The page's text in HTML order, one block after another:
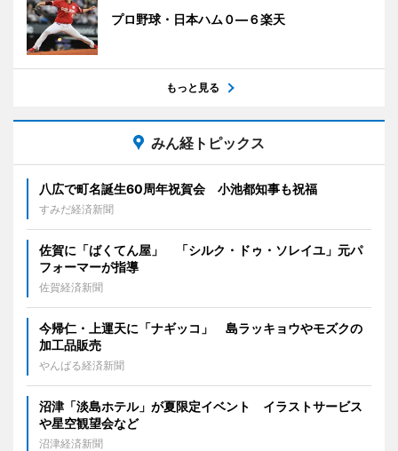
プロ野球・日本ハム０―６楽天
もっと見る
みん経トピックス
八広で町名誕生60周年祝賀会 小池都知事も祝福
すみだ経済新聞
佐賀に「ばくてん屋」 「シルク・ドゥ・ソレイユ」元パ
フォーマーが指導
佐賀経済新聞
今帰仁・上運天に「ナギッコ」 島ラッキョウやモズクの
加工品販売
やんばる経済新聞
沼津「淡島ホテル」が夏限定イベント イラストサービス
や星空観望会など
沼津経済新聞